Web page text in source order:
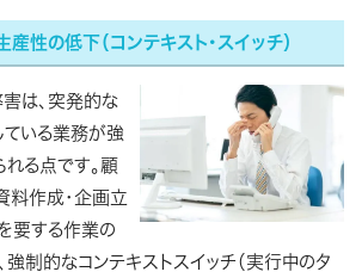
性の低下（コンテキスト・スイッチ）
は、突発的な
ている業務が強
る点です。顧
料作成・企画立
要する作業の
制的なコンテキストスイッチ（実行中のタ